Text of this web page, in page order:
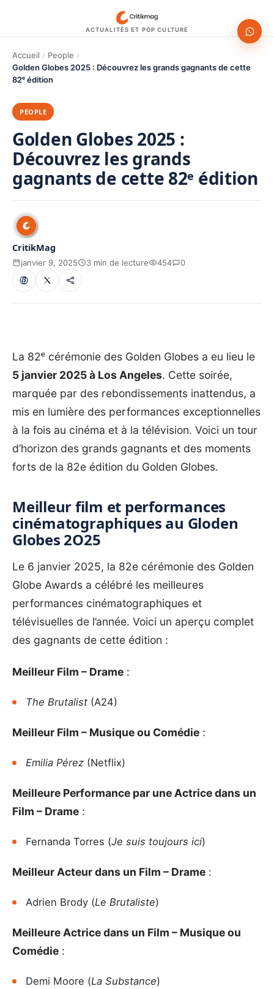
ACTUALITÉS ET POP CULTURE
Accueil
People
Golden Globes 2025 : Découvrez les grands gagnants de cette
82ᵉ édition
PEOPLE
Golden Globes 2025 :
Découvrez les grands
gagnants de cette 82ᵉ édition
CritikMag
janvier 9, 2025 3 min de lecture 454 0
La 82ᵉ cérémonie des Golden Globes a eu lieu le
5 janvier 2025 à Los Angeles. Cette soirée,
marquée par des rebondissements inattendus, a
mis en lumière des performances exceptionnelles
à la fois au cinéma et à la télévision. Voici un tour
d’horizon des grands gagnants et des moments
forts de la 82e édition du Golden Globes.
Meilleur film et performances
cinématographiques au Gloden
Globes 2O25
Le 6 janvier 2025, la 82e cérémonie des Golden
Globe Awards a célébré les meilleures
performances cinématographiques et
télévisuelles de l’année. Voici un aperçu complet
des gagnants de cette édition :
Meilleur Film – Drame :
The Brutalist (A24)
Meilleur Film – Musique ou Comédie :
Emilia Pérez (Netflix)
Meilleure Performance par une Actrice dans un
Film – Drame :
Fernanda Torres (Je suis toujours ici)
Meilleur Acteur dans un Film – Drame :
Adrien Brody (Le Brutaliste)
Meilleure Actrice dans un Film – Musique ou
Comédie :
Demi Moore (La Substance)